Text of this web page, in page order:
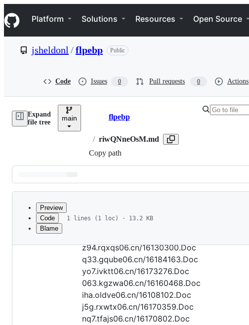
k
i
p
e
Navigation Menu
Platform Solutions Resources Open Source
jsheldonl /flpebp Public
Code Issues 0 Pull requests 0 Actions
Expand
file tree
main Breadcrumbs
flpebp
/ riwQNneOsM.md
Copy path
Latest
commit
metadata
Preview
Code
Blame
1 lines (1 loc) · 13.2 KB
z94.rqxqs06.cn/16130300.Doc
q33.gqube06.cn/16184163.Doc
yo7.ivktt06.cn/16173276.Doc
063.kgzwa06.cn/16160468.Doc
iha.oldve06.cn/16108102.Doc
j5g.rxwtx06.cn/16170359.Doc
nq7.tfajs06.cn/16170802.Doc